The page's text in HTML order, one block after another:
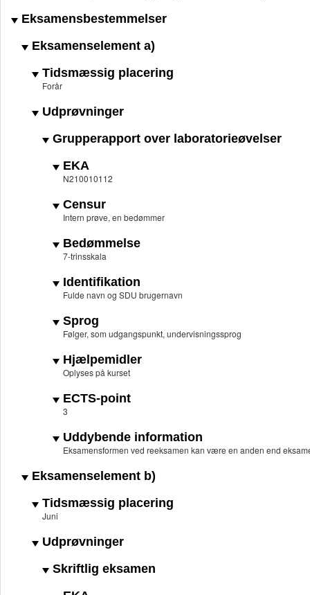
Eksamensbestemmelser
Eksamenselement a)
Tidsmæssig placering
Forår
Udprøvninger
Grupperapport over laboratorieøvelser
EKA
N210010112
Censur
Intern prøve, en bedømmer
Bedømmelse
7-trinsskala
Identifikation
Fulde navn og SDU brugernavn
Sprog
Følger, som udgangspunkt, undervisningssprog
Hjælpemidler
Oplyses på kurset
ECTS-point
3
Uddybende information
Eksamensformen ved reeksamen kan være en anden end
Eksamenselement b)
Tidsmæssig placering
Juni
Udprøvninger
Skriftlig eksamen